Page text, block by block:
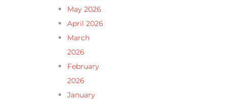
May 2026
April 2026
March
2026
February
2026
January